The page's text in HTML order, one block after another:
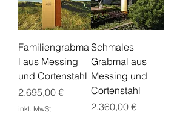
Familiengrabma
l aus Messing
und Cortenstahl
Preis
2.695,00 €
inkl. MwSt.
Schmales
Grabmal aus
Messing und
Cortenstahl
Preis
2.360,00 €